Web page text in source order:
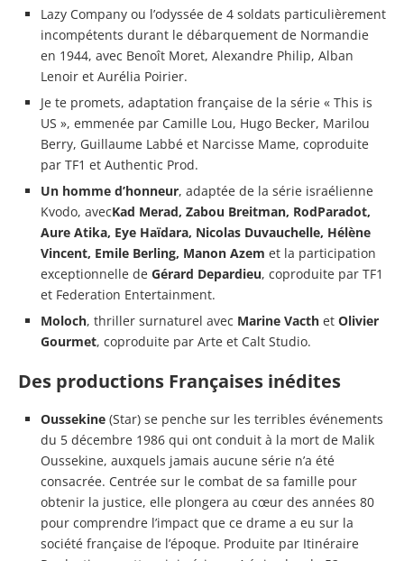
Lazy Company ou l’odyssée de 4 soldats particulièrement
incompétents durant le débarquement de Normandie
en 1944, avec Benoît Moret, Alexandre Philip, Alban
Lenoir et Aurélia Poirier.
Je te promets, adaptation française de la série « This is
US », emmenée par Camille Lou, Hugo Becker, Marilou
Berry, Guillaume Labbé et Narcisse Mame, coproduite
par TF1 et Authentic Prod.
Un homme d’honneur, adaptée de la série israélienne
Kvodo, avecKad Merad, Zabou Breitman, RodParadot,
Aure Atika, Eye Haïdara, Nicolas Duvauchelle, Hélène
Vincent, Emile Berling, Manon Azem et la participation
exceptionnelle de Gérard Depardieu, coproduite par TF1
et Federation Entertainment.
Moloch, thriller surnaturel avec Marine Vacth et Olivier
Gourmet, coproduite par Arte et Calt Studio.
Des productions Françaises inédites
Oussekine (Star) se penche sur les terribles événements
du 5 décembre 1986 qui ont conduit à la mort de Malik
Oussekine, auxquels jamais aucune série n’a été
consacrée. Centrée sur le combat de sa famille pour
obtenir la justice, elle plongera au cœur des années 80
pour comprendre l’impact que ce drame a eu sur la
société française de l’époque. Produite par Itinéraire